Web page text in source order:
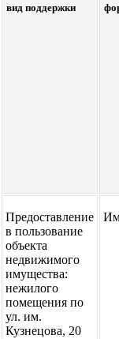
вид поддержки
Предоставление
в пользование
объекта
недвижимого
имущества:
нежилого
помещения по
ул. им.
Кузнецова, 20